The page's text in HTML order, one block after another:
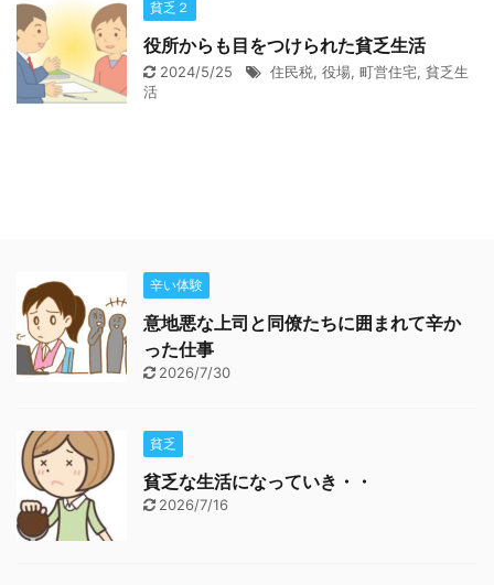
貧乏２
役所からも目をつけられた貧乏生活
2024/5/25 住民税, 役場, 町営住宅, 貧乏生
活
辛い体験
意地悪な上司と同僚たちに囲まれて辛か
った仕事
2026/7/30
貧乏
貧乏な生活になっていき・・
2026/7/16